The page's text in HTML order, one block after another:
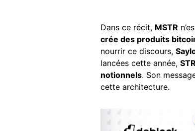
Dans ce récit, MSTR
crée des produits
nourrir ce discours,
lancées cette année,
notionnels. Son
cette architecture.